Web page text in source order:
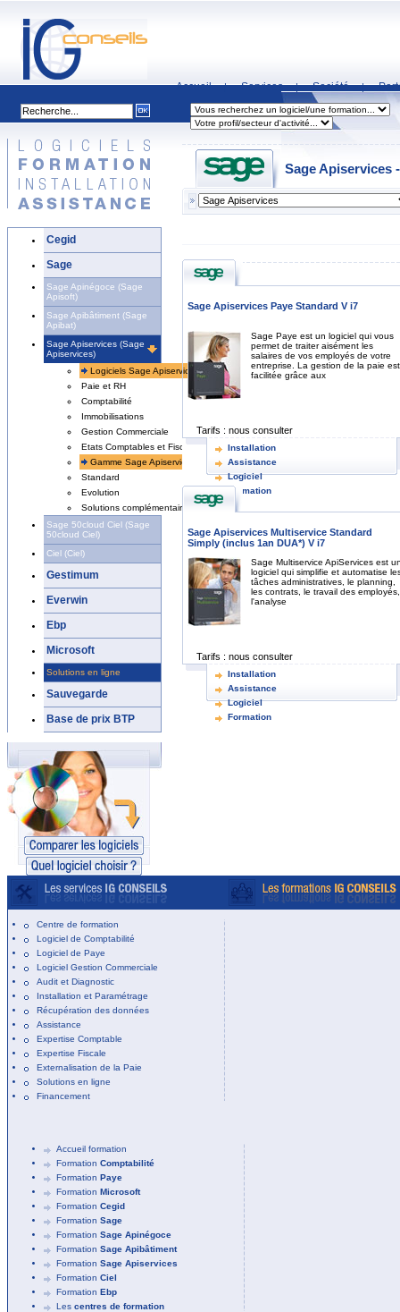
Accueil | Services | Société |
Cegid
Sage
Sage Apinégoce (Sage
Apisoft)
Sage Apibâtiment (Sage
Apibat)
Sage Apiservices (Sage
Apiservices)
Logiciels Sage Apiservices
Paie et RH
Comptabilité
Immobilisations
Gestion Commerciale
Etats Comptables et Fiscaux
Gamme Sage Apiservices
Standard
Evolution
Solutions complémentaires
Sage 50cloud Ciel (Sage
50cloud Ciel)
Ciel (Ciel)
Gestimum
Everwin
Ebp
Microsoft
Solutions en ligne
Sauvegarde
Base de prix BTP
Sage Apiservices
Sage Apiservices Paye Standard V i7
Sage Paye est un logiciel qui vous
permet de traiter aisément les
salaires de vos employés de votre
entreprise. La gestion de la paie est
facilitée grâce aux
Tarifs : nous consulter
Installation
Assistance
Logiciel
Formation
Sage Apiservices Multiservice Standard
Simply (inclus 1an DUA*) V i7
Sage Multiservice ApiServices est
logiciel qui simplifie et automatise
tâches administratives, le planning,
les contrats, le travail des employés,
l'analyse
Tarifs : nous consulter
Installation
Assistance
Logiciel
Formation
Centre de formation
Logiciel de Comptabilité
Logiciel de Paye
Logiciel Gestion Commerciale
Audit et Diagnostic
Installation et Paramétrage
Récupération des données
Assistance
Expertise Comptable
Expertise Fiscale
Externalisation de la Paie
Solutions en ligne
Financement
Accueil formation
Formation Comptabilité
Formation Paye
Formation Microsoft
Formation Cegid
Formation Sage
Formation Sage Apinégoce
Formation Sage Apibâtiment
Formation Sage Apiservices
Formation Ciel
Formation Ebp
Les centres de formation